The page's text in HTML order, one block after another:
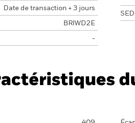
Date de transaction + 3 jours
BRIWD2E
-